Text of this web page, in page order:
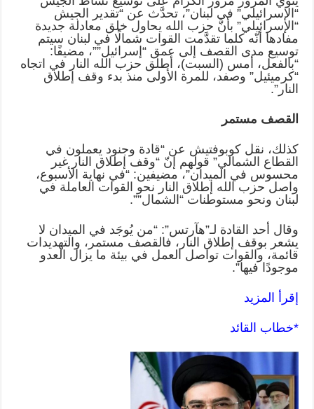
“الإسرائيلي” في لبنان”، تحدَّث عن “تقدير الجيش
“الإسرائيلي” بأنّ حزب الله يحاول خلق معادلة جديدة
مفادها أنّه كلما تقدَّمت القوات شمالًا في لبنان سيتم
توسيع مدى القصف إلى عمق “إسرائيل””، مضيفًا:
“بالفعل، أمس (السبت)، أطلق حزب الله النار في اتجاه
“كرميئيل” وصفد، للمرة الأولى منذ بدء وقف إطلاق
النار”.
القصف مستمر
كذلك، نقل كوبوفتيش عن “قادة وجنود يعملون في
القطاع الشمالي” قولهم إنّ “وقف إطلاق النار غير
محسوس في الميدان”، مضيفين: “في نهاية الأسبوع،
واصل حزب الله إطلاق النار نحو القوات العاملة في
لبنان ونحو مستوطنات “الشمال””.
وقال أحد القادة لـ”هآرتس”: “من يُوجَد في الميدان لا
يشعر بوقف إطلاق النار، فالقصف مستمر، والتهديدات
قائمة، والقوات تواصل العمل في بيئة ما يزال العدو
موجودًا فيها”.
إقرأ المزيد
*خطاب القائد